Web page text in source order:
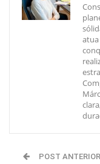
POST ANTERIOR